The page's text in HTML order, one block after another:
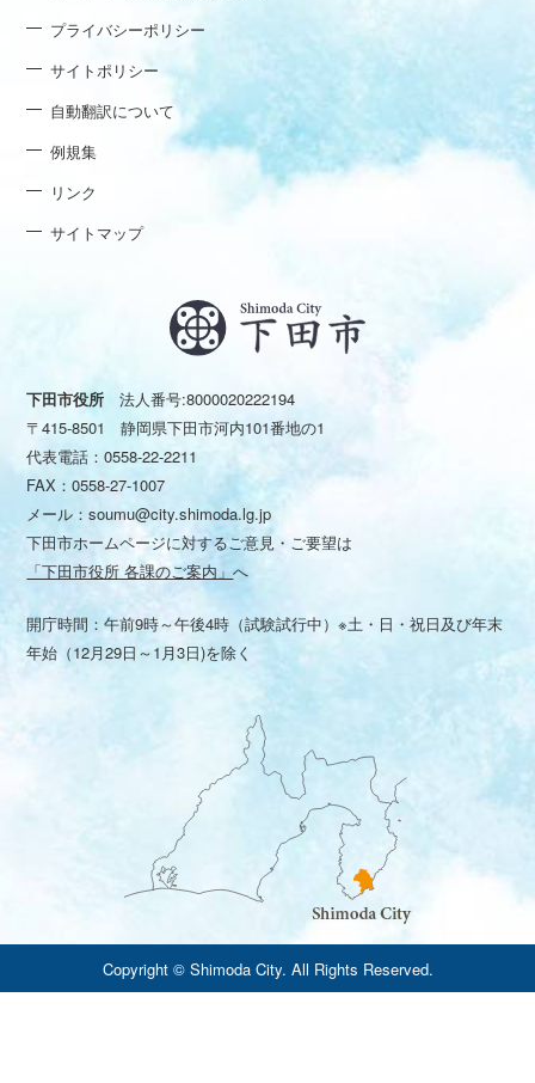
プライバシーポリシー
サイトポリシー
自動翻訳について
例規集
リンク
サイトマップ
下田市役所 法人番号:8000020222194
〒415-8501 静岡県下田市河内101番地の1
代表電話：0558-22-2211
FAX：0558-27-1007
メール：soumu@city.shimoda.lg.jp
下田市ホームページに対するご意見・ご要望は
「下田市役所 各課のご案内」へ
開庁時間：午前9時～午後4時（試験試行中）※土・日・祝日及び年末
年始（12月29日～1月3日)を除く
Copyright © Shimoda City. All Rights Reserved.